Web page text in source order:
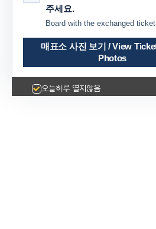
주세요.
Board with the exchanged
매표소 사진 보기 / View
Photos
오늘하루 열지않음